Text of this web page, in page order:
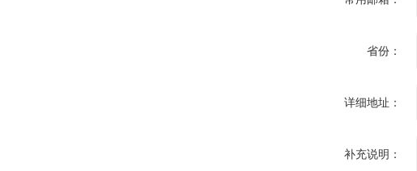
省份：
详细地址：
补充说明：